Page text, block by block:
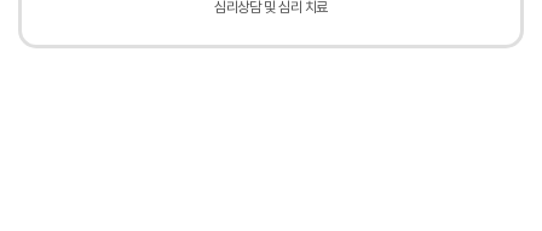
심리상담 및 심리 치료